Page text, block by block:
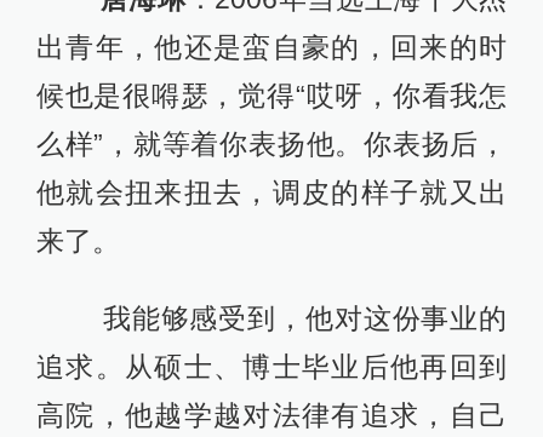
出青年，他还是蛮自豪的，回来的时
候也是很嘚瑟，觉得“哎呀，你看我怎
么样”，就等着你表扬他。你表扬后，
他就会扭来扭去，调皮的样子就又出
来了。
我能够感受到，他对这份事业的
追求。从硕士、博士毕业后他再回到
高院，他越学越对法律有追求，自己